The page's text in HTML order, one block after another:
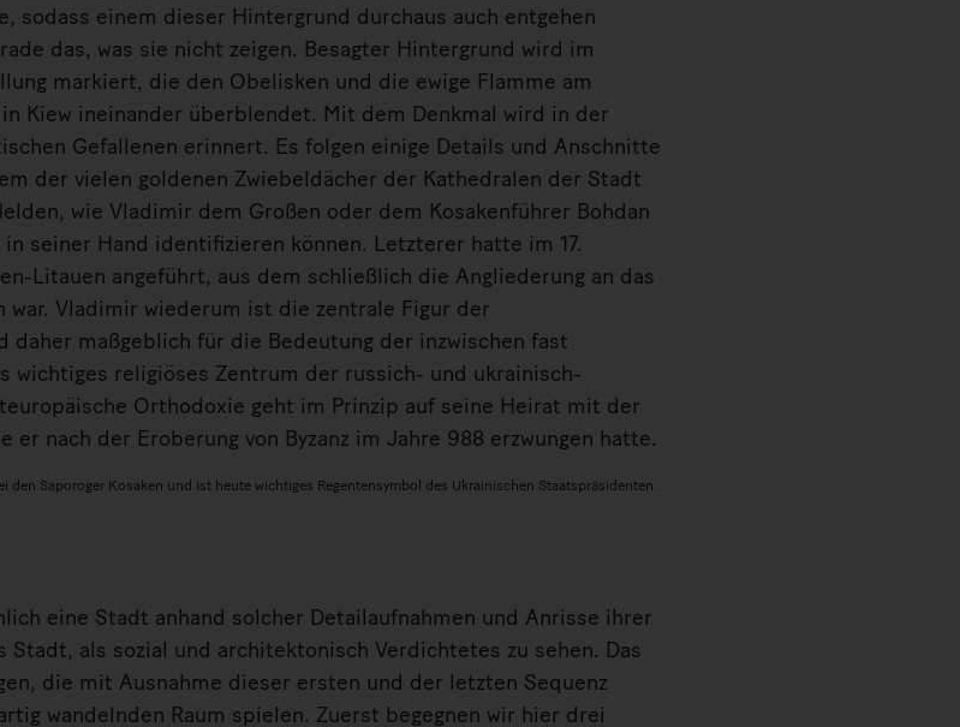
sodass einem dieser Hintergrund durchaus auch entgehen
das, was sie nicht zeigen. Besagter Hintergrund wird im
markiert, die den Obelisken und die ewige Flamme am
Kiew ineinander überblendet. Mit dem Denkmal wird in der
Gefallenen erinnert. Es folgen einige Details und Anschnitte
der vielen goldenen Zwiebeldächer der Kathedralen der Stadt
wie Vladimir dem Großen oder dem Kosakenführer Bohdan
in seiner Hand identifizieren können. Letzterer hatte im 17.
Litauen angeführt, aus dem schließlich die Angliederung an das
war. Vladimir wiederum ist die zentrale Figur der
daher maßgeblich für die Bedeutung der inzwischen fast
wichtiges religiöses Zentrum der russich- und ukrainisch-
Orthodoxie geht im Prinzip auf seine Heirat mit der
er nach der Eroberung von Byzanz im Jahre 988 erzwungen hatte.
Saporoger Kosaken und ist heute wichtiges Regentensymbol des Ukrainischen Staatspräsidenten.
eine Stadt anhand solcher Detailaufnahmen und Anrisse ihrer
Stadt, als sozial und architektonisch Verdichtetes zu sehen. Das
die mit Ausnahme dieser ersten und der letzten Sequenz
wandelnden Raum spielen. Zuerst begegnen wir hier drei